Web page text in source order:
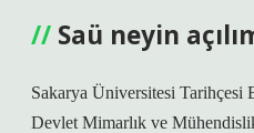
Saü neyin
Sakarya Üniversitesi Tarihçesi
Devlet Mimarlık ve